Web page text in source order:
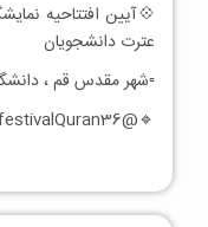
💠آیین افتتاحیه
عترت دانشجویان
▫️شهر مقدس قم ،
🔹@festivalQuran36